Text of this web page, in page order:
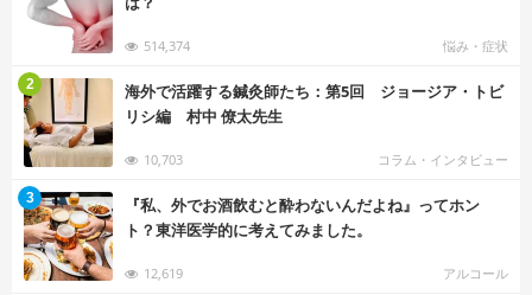
514,374 悩み・症状
海外で活躍する鍼灸師たち：第5回 ジョージア・トビ
リシ編 村中 僚太先生
10,703 コラム・インタビュー
2
『私、外でお酒飲むと酔わないんだよね』ってホン
ト？東洋医学的に考えてみました。
12,619 アルコール
3